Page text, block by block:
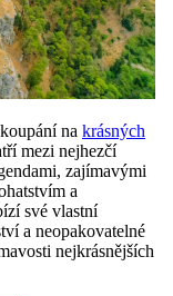
na krásných
mezi nejhezčí
zajímavými
a
své vlastní
a neopakovatelné
nejkrásnějších